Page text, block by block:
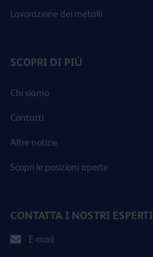
Lavorazione dei metalli
SCOPRI DI PIÙ
Chi siamo
Contatti
Altre notizie
Scopri le posizioni aperte
CONTATTA I NOSTRI ESPERTI
E-mail